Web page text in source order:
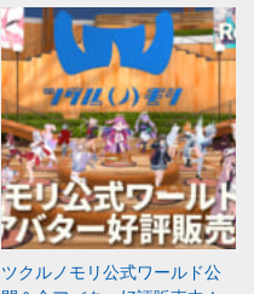
ツクルノモリ公式ワールド公